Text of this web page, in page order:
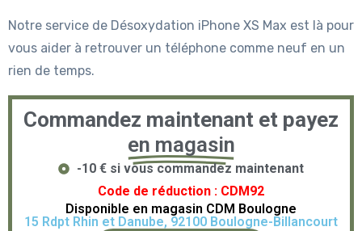
Notre service de Désoxydation iPhone XS Max est là pour
vous aider à retrouver un téléphone comme neuf en un
rien de temps.
Commandez maintenant et payez
en magasin
-10 € si vous commandez maintenant
Code de réduction : CDM92
Disponible en magasin CDM Boulogne
15 Rdpt Rhin et Danube, 92100 Boulogne-Billancourt